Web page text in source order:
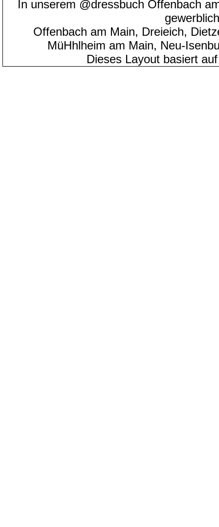
In unserem @dressbuch Offenbach
Offenbach am Main, Dreieich,
MüHhlheim am Main, Neu-
Dieses Layout basiert